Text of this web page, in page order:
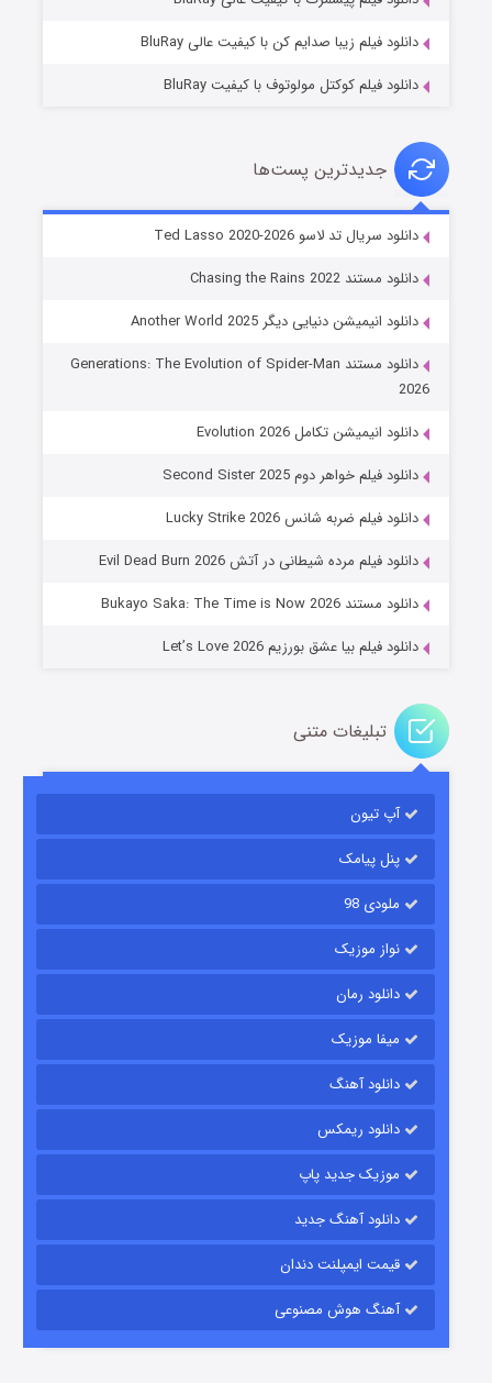
خاندان اژدها فصل ۳
جادوگری در مغولستان
باب اسفنجی فصل ۱۷
قسمت۶ (زیرنویس) منتشر شد
قسمت۱۵ (دوبله) منتشر شد
دانلود فیلم زیبا صدایم کن با کیفیت عالی BluRay
دانلود فیلم کوکتل مولوتوف با کیفیت BluRay
جدیدترین پست‌ها
دانلود سریال تد لاسو Ted Lasso 2020-2026
دانلود مستند Chasing the Rains 2022
دانلود انیمیشن دنیایی دیگر Another World 2025
دانلود مستند Generations: The Evolution of Spider-Man
2026
دانلود انیمیشن تکامل Evolution 2026
دانلود فیلم خواهر دوم Second Sister 2025
دانلود فیلم ضربه شانس Lucky Strike 2026
دانلود فیلم مرده شیطانی در آتش Evil Dead Burn 2026
دانلود مستند Bukayo Saka: The Time is Now 2026
دانلود فیلم بیا عشق بورزیم Let’s Love 2026
تبلیغات متنی
آپ تیون
پنل پیامک
ملودی 98
نواز موزیک
دانلود رمان
میفا موزیک
دانلود آهنگ
دانلود ریمکس
موزیک جدید پاپ
دانلود آهنگ جدید
قیمت ایمپلنت دندان
آهنگ هوش مصنوعی